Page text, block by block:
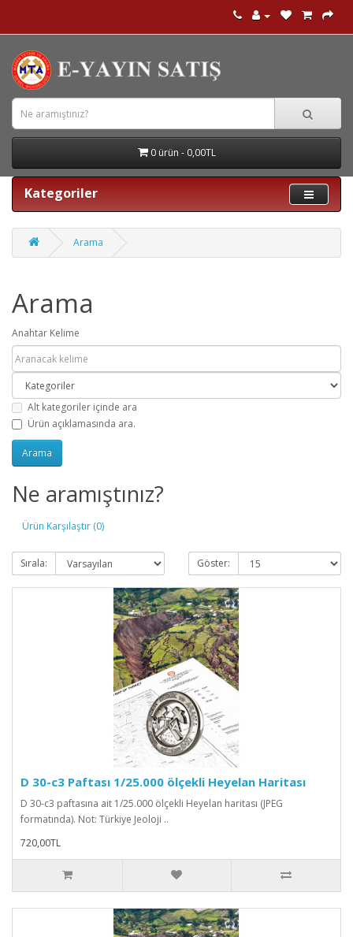
0 ürün - 0,00TL
Kategoriler
Arama
Arama
Anahtar Kelime
Alt kategoriler içinde ara
Ürün açıklamasında ara.
Ne aramıştınız?
Ürün Karşılaştır (0)
Sırala: Göster:
D 30-c3 Paftası 1/25.000 ölçekli Heyelan Haritası
D 30-c3 paftasına ait 1/25.000 ölçekli Heyelan haritası (JPEG
formatında). Not: Türkiye Jeoloji ..
720,00TL